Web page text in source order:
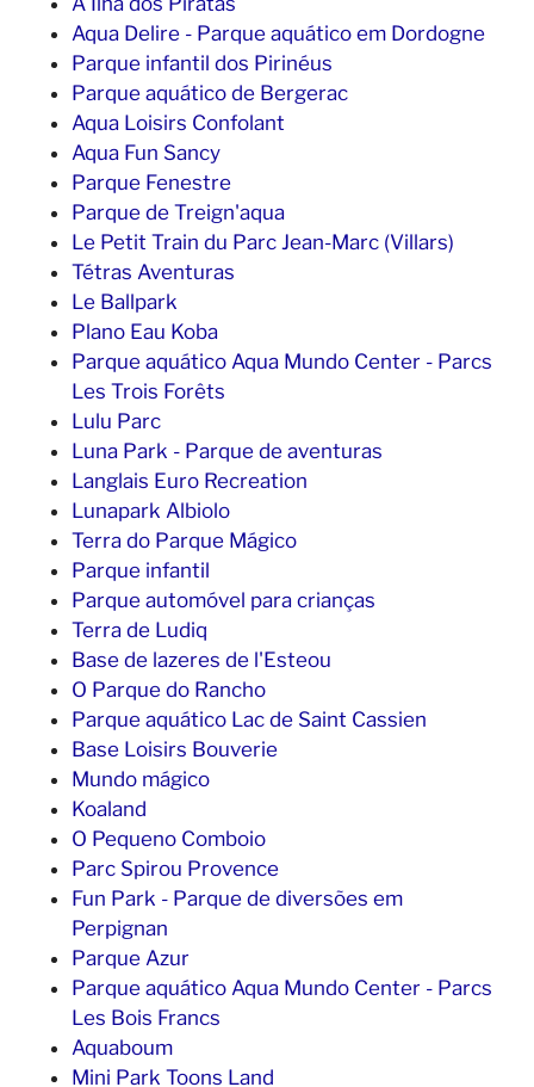
Aqua Delire - Parque aquático em Dordogne
Parque infantil dos Pirinéus
Parque aquático de Bergerac
Aqua Loisirs Confolant
Aqua Fun Sancy
Parque Fenestre
Parque de Treign'aqua
Le Petit Train du Parc Jean-Marc (Villars)
Tétras Aventuras
Le Ballpark
Plano Eau Koba
Parque aquático Aqua Mundo Center - Parcs
Les Trois Forêts
Lulu Parc
Luna Park - Parque de aventuras
Langlais Euro Recreation
Lunapark Albiolo
Terra do Parque Mágico
Parque infantil
Parque automóvel para crianças
Terra de Ludiq
Base de lazeres de l'Esteou
O Parque do Rancho
Parque aquático Lac de Saint Cassien
Base Loisirs Bouverie
Mundo mágico
Koaland
O Pequeno Comboio
Parc Spirou Provence
Fun Park - Parque de diversões em
Perpignan
Parque Azur
Parque aquático Aqua Mundo Center - Parcs
Les Bois Francs
Aquaboum
Mini Park Toons Land